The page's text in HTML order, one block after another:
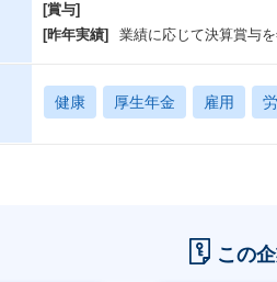
[賞与]
[昨年実績]
業績に応じて決算賞与
健康 厚生年金 雇用
この